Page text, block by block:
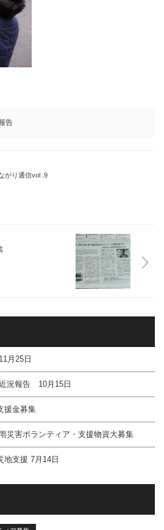
告
がり通信vol .9
月25日
況報告 10月15日
援金募集
災害ボランティア・支援物資大募集
支援 7月14日